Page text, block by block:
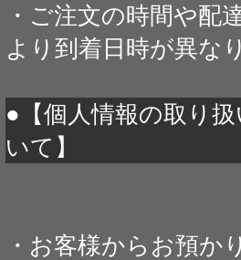
・ご注文の時間や配
より到着日時が異な
●【個人情報の取り
いて】
・お客様からお預か